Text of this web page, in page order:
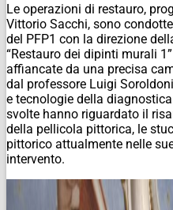
Le operazioni di restauro,
Vittorio Sacchi, sono
del PFP1 con la direzione
“Restauro dei dipinti murali
affiancate da una precisa
dal professore Luigi
e tecnologie della diagnostica
svolte hanno riguardato il
della pellicola pittorica, le
pittorico attualmente nelle
intervento.